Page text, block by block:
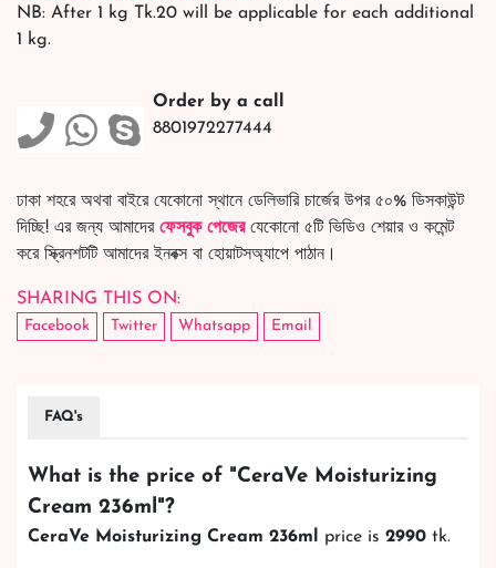
NB: After 1 kg Tk.20 will be applicable for each additional
1 kg.
Order by a call
8801972277444
ঢাকা শহরে অথবা বাইরে যেকোনো স্থানে ডেলিভারি চার্জের উপর ৫০% ডিসকাউন্ট
দিচ্ছি! এর জন্য আমাদের ফেসবুক পেজেরযেকোনো ৫টি ভিডিও শেয়ার ও কমেন্ট
করে স্ক্রিনশটটি আমাদের ইনবক্স বা হোয়াটসঅ্যাপে পাঠান।
SHARING THIS ON:
Facebook Twitter Whatsapp Email
FAQ's
What is the price of "CeraVe Moisturizing
Cream 236ml "?
CeraVe Moisturizing Cream 236ml price is 2990 tk.